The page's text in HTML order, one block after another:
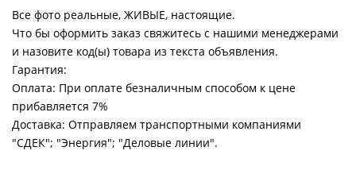
Все фото реальные, ЖИВЫЕ, настоящие.
Что бы оформить заказ свяжитесь с нашими менеджерами
и назовите код(ы) товара из текста объявления.
Гарантия:
Оплата: При оплате безналичным способом к цене
прибавляется 7%
Доставка: Отправляем транспортными компаниями
"СДЕК"; "Энергия"; "Деловые линии".